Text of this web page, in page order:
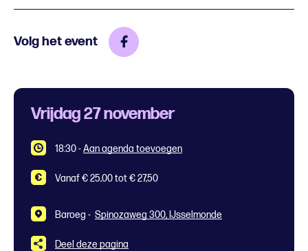
Volg het event
Vrijdag 27 november
18:30-Aan agenda toevoegen
Vanaf € 25,00 tot € 27,50
Baroeg - Spinozaweg 300, IJsselmonde
Deel deze pagina